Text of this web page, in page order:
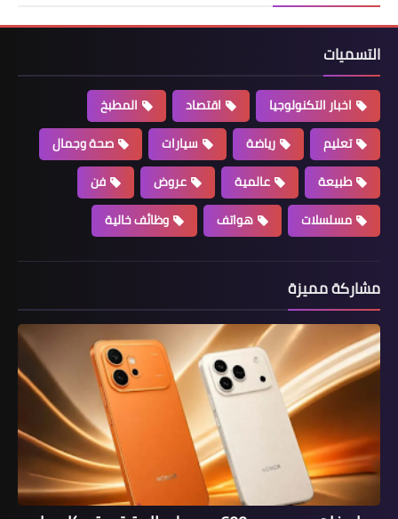
التسميات
اخبار التكنولوجيا اقتصاد
المطبخ
تعليم
رياضة سيارات
صحة وجمال
طبيعة
عالمية عروض
فن
مسلسلات
هواتف وظائف خالية
مشاركة مميزة